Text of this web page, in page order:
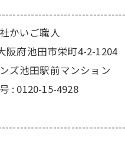
かいご職人
阪府池田市栄町4-2-1204
ズ池田駅前マンション
: 0120-15-4928